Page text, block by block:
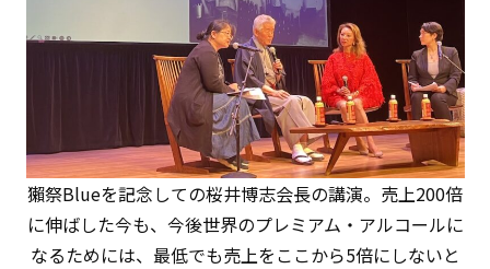
獺祭Blueを記念しての桜井博志会長の講演。売上200倍
に伸ばした今も、今後世界のプレミアム・アルコールに
なるためには、最低でも売上をここから5倍にしないと